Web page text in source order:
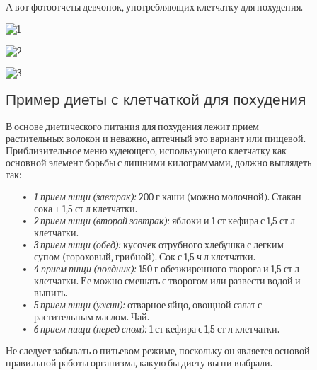
А вот фотоотчеты девчонок, употребляющих клетчатку для похудения.
Пример диеты с клетчаткой для похудения
В основе диетического питания для похудения лежит прием
растительных волокон и неважно, аптечный это вариант или пищевой.
Приблизительное меню худеющего, использующего клетчатку как
основной элемент борьбы с лишними килограммами, должно выглядеть
так:
1 прием пищи (завтрак): 200 г каши (можно молочной). Стакан
сока + 1,5 ст л клетчатки.
2 прием пищи (второй завтрак): яблоки и 1 ст кефира с 1,5 ст л
клетчатки.
3 прием пищи (обед): кусочек отрубного хлебушка с легким
супом (гороховый, грибной). Сок с 1,5 ч л клетчатки.
4 прием пищи (полдник): 150 г обезжиренного творога и 1,5 ст л
клетчатки. Ее можно смешать с творогом или развести водой и
выпить.
5 прием пищи (ужин): отварное яйцо, овощной салат с
растительным маслом. Чай.
6 прием пищи (перед сном): 1 ст кефира с 1,5 ст л клетчатки.
Не следует забывать о питьевом режиме, поскольку он является основой
правильной работы организма, какую бы диету вы ни выбрали.